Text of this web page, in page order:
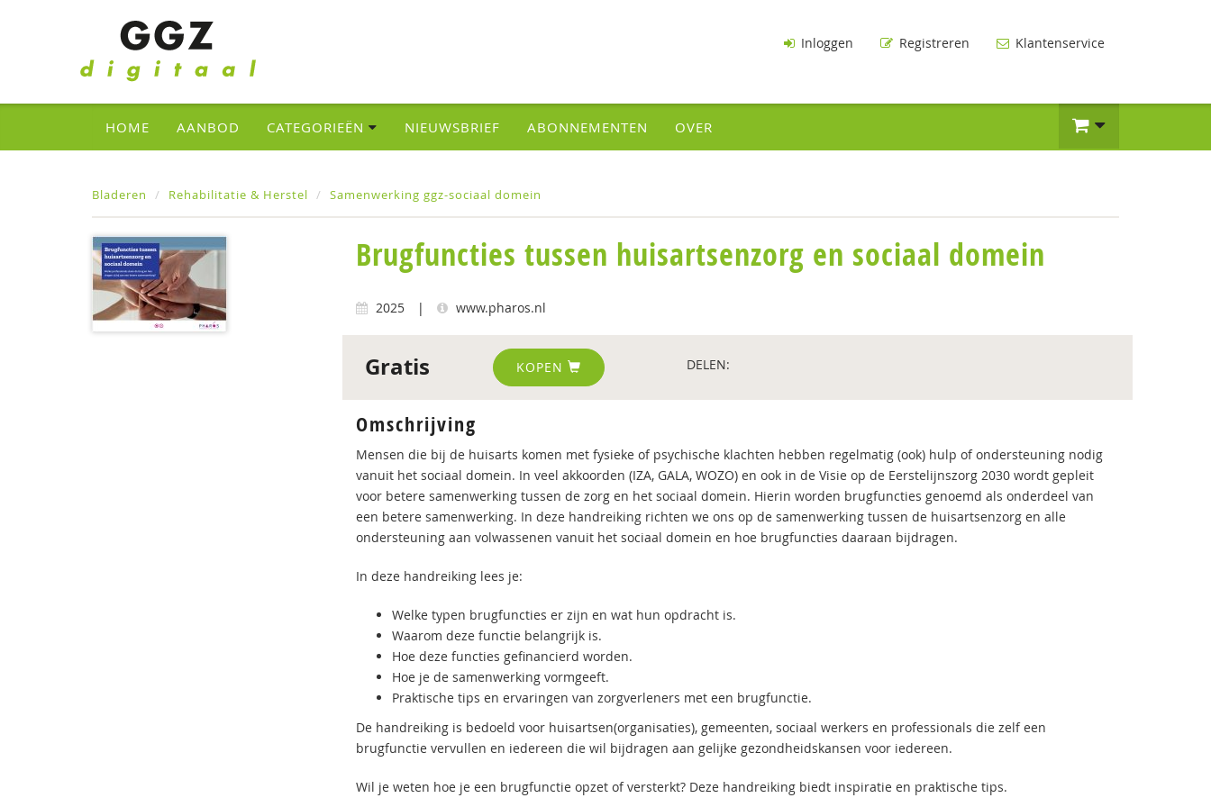
Inloggen Registreren Klantenservice
HOME AANBOD CATEGORIEËN NIEUWSBRIEF ABONNEMENTEN OVER
Bladeren Rehabilitatie & Herstel Samenwerking ggz-sociaal domein
Brugfuncties tussen huisartsenzorg en sociaal domein
2025 | www.pharos.nl
Gratis KOPEN DELEN:
Omschrijving
Mensen die bij de huisarts komen met fysieke of psychische klachten hebben regelmatig (ook) hulp of ondersteuning nodig
vanuit het sociaal domein. In veel akkoorden (IZA, GALA, WOZO) en ook in de Visie op de Eerstelijnszorg 2030 wordt gepleit
voor betere samenwerking tussen de zorg en het sociaal domein. Hierin worden brugfuncties genoemd als onderdeel van
een betere samenwerking. In deze handreiking richten we ons op de samenwerking tussen de huisartsenzorg en alle
ondersteuning aan volwassenen vanuit het sociaal domein en hoe brugfuncties daaraan bijdragen.
In deze handreiking lees je:
Welke typen brugfuncties er zijn en wat hun opdracht is.
Waarom deze functie belangrijk is.
Hoe deze functies gefinancierd worden.
Hoe je de samenwerking vormgeeft.
Praktische tips en ervaringen van zorgverleners met een brugfunctie.
De handreiking is bedoeld voor huisartsen(organisaties), gemeenten, sociaal werkers en professionals die zelf een
brugfunctie vervullen en iedereen die wil bijdragen aan gelijke gezondheidskansen voor iedereen.
Wil je weten hoe je een brugfunctie opzet of versterkt? Deze handreiking biedt inspiratie en praktische tips.